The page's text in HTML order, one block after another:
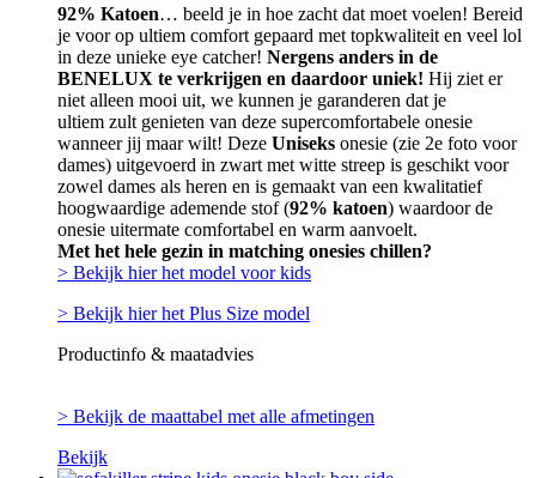
92% Katoen… beeld je in hoe zacht dat moet voelen! Bereid
je voor op ultiem comfort gepaard met topkwaliteit en veel lol
in deze unieke eye catcher! Nergens anders in de
BENELUX te verkrijgen en daardoor uniek! Hij ziet er
niet alleen mooi uit, we kunnen je garanderen dat je
ultiem zult genieten van deze supercomfortabele onesie
wanneer jij maar wilt! Deze Uniseks onesie (zie 2e foto voor
dames) uitgevoerd in zwart met witte streep is geschikt voor
zowel dames als heren en is gemaakt van een kwalitatief
hoogwaardige ademende stof (92% katoen) waardoor de
onesie uitermate comfortabel en warm aanvoelt.
Met het hele gezin in matching onesies chillen?
> Bekijk hier het model voor kids
> Bekijk hier het Plus Size model
Productinfo & maatadvies
> Bekijk de maattabel met alle afmetingen
Bekijk